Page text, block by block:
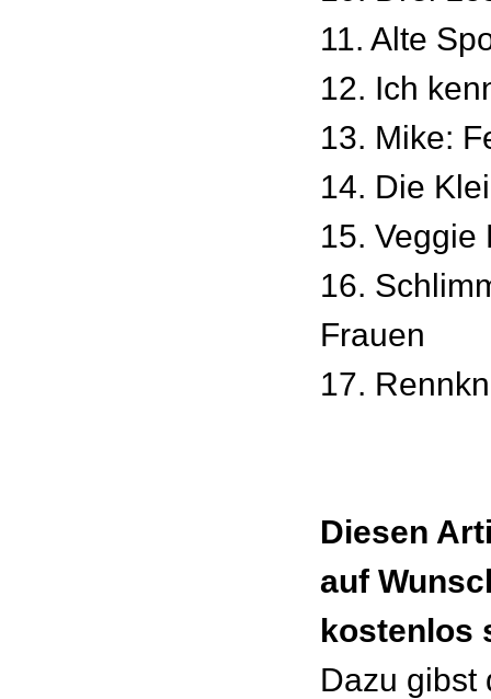
11. Alte
12. Ich
13. Mike:
14. Die
15. Veggie
16.
Frauen
17.
Diesen
auf
kostenlos
Dazu gibst